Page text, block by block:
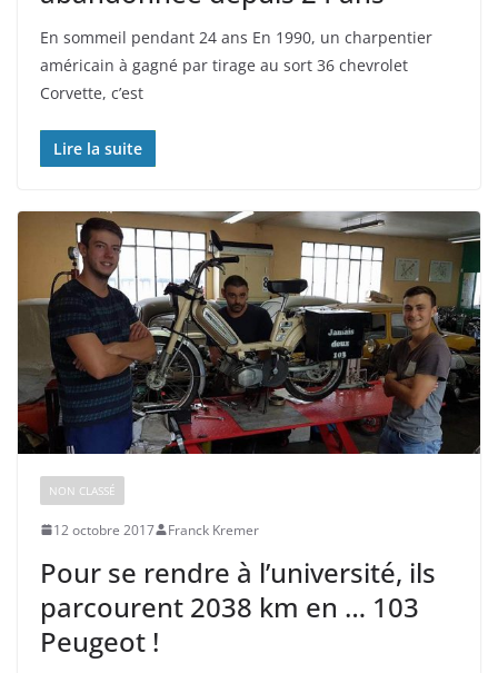
En sommeil pendant 24 ans En 1990, un charpentier
américain à gagné par tirage au sort 36 chevrolet
Corvette, c’est
Lire la suite
NON CLASSÉ
12 octobre 2017 Franck Kremer
Pour se rendre à l’université, ils
parcourent 2038 km en … 103
Peugeot !